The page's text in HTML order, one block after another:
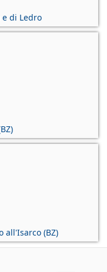
di Ledro
all'Isarco (BZ)